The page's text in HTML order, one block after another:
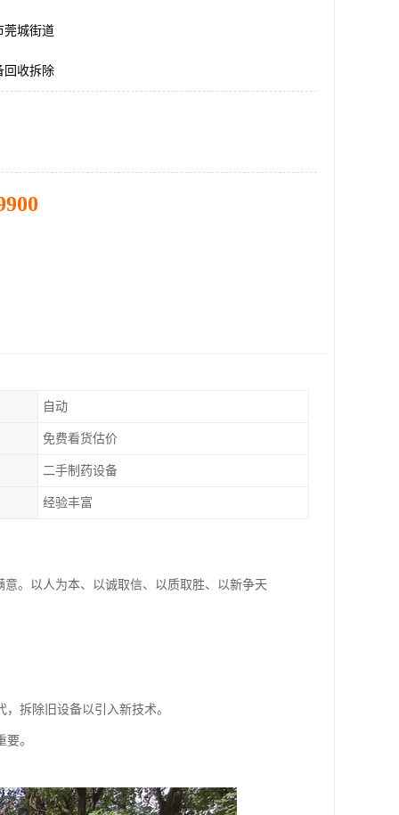
莞城街道
回收拆除
自动
免费看货估价
二手制药设备
经验丰富
。以人为本、以诚取信、以质取胜、以新争天
拆除旧设备以引入新技术。
。